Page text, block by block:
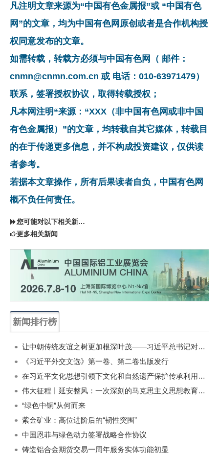
凡注明文章来源为“中国有色金属报”或 “中国有色
网”的文章，均为中国有色网原创或者是合作机构授
权同意发布的文章。
如需转载，转载方必须与中国有色网（ 邮件：
cnmn@cnmn.com.cn 或 电话：010-63971479）
联系，签署授权协议，取得转载授权；
凡本网注明“来源：“XXX（非中国有色网或非中国
有色金属报）”的文章，均转载自其它媒体，转载目
的在于传递更多信息，并不构成投资建议，仅供读
者参考。
若据本文章操作，所有后果读者自负，中国有色网
概不负任何责任。
您可能对以下相关新闻同样感兴趣
更多相关新闻
新闻排行榜
让中朝传统友谊之树更加根深叶茂——习近平总书记对朝鲜进行国事访问纪实
《习近平外交文选》第一卷、第二卷出版发行
在习近平文化思想引领下文化和自然遗产保护传承利用工作开创新局面
伟大征程丨延安整风：一次深刻的马克思主义思想教育运动
“绿色中铜”从何而来
紫金矿业：高位进阶后的“韧性突围”
中国恩菲与绿色动力签署战略合作协议
铸造铝合金期货交易一周年服务实体功能初显